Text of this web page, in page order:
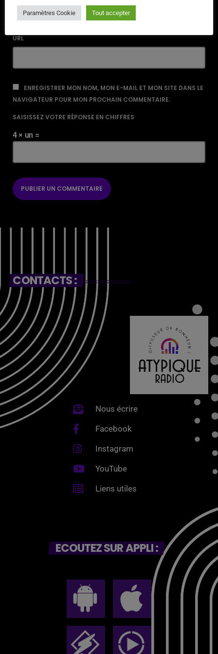
URL
ENREGISTRER MON NOM, MON E-MAIL ET MON SITE DANS LE
NAVIGATEUR POUR MON PROCHAIN COMMENTAIRE.
SAISISSEZ VOTRE RÉPONSE EN CHIFFRES
4 × un =
CONTACTS :
Nous écrire
Facebook
Instagram
YouTube
Liens utiles
ECOUTEZ SUR APPLI :
Paramètres Cookie Tout accepter